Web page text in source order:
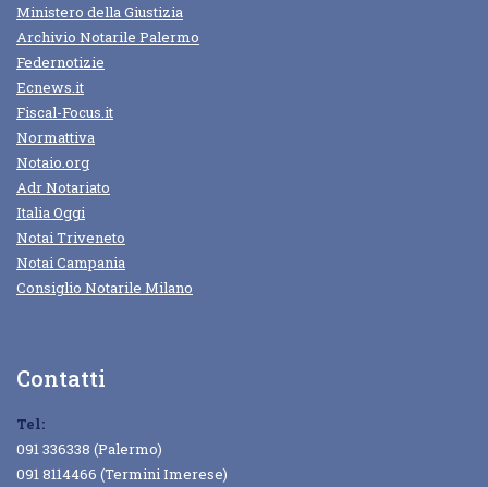
Ministero della Giustizia
Archivio Notarile Palermo
Federnotizie
Ecnews.it
Fiscal-Focus.it
Normattiva
Notaio.org
Adr Notariato
Italia Oggi
Notai Triveneto
Notai Campania
Consiglio Notarile Milano
Contatti
Tel:
091 336338 (Palermo)
091 8114466 (Termini Imerese)